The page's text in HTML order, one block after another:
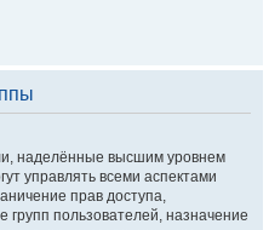
наделённые высшим уровнем
управлять всеми аспектами
прав доступа,
групп пользователей, назначение